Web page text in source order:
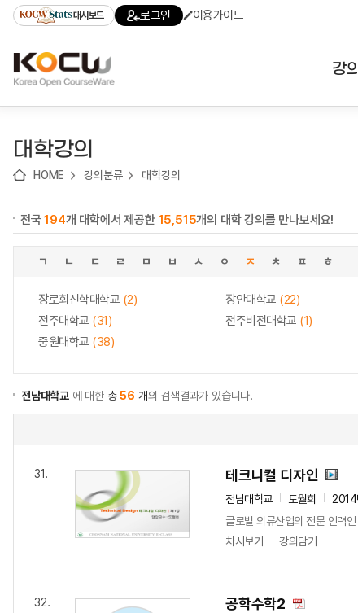
기
기
기
content)
가
대시보드 로그인 이용가이드
강
대학강의
HOME 강의분류 대학강의
전국194개 대학에서 제공한 15,515개의 대학 강의를 만나보세요!
ㄱ ㄴ ㄷ ㄹ ㅁ ㅂ ㅅ ㅇ ㅈ ㅊ ㅍ ㅎ
장로회신학대학교 (2) 장안대학교 (22)
전주대학교 (31) 전주비전대학교 (1)
중원대학교 (38)
전남대학교 에 대한 총56 개의 검색결과가 있습니다.
31. 테크니컬 디자인
전남대학교 도월희
2014
글로벌 의류산업의 전문 인력
차시보기
강의담기
32. 공학수학2